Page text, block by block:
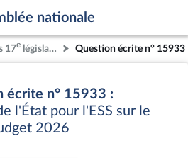
nationale
17e législature Question écrite n° 15933
écrite n° 15933 :
l'État pour l'ESS sur le
2026